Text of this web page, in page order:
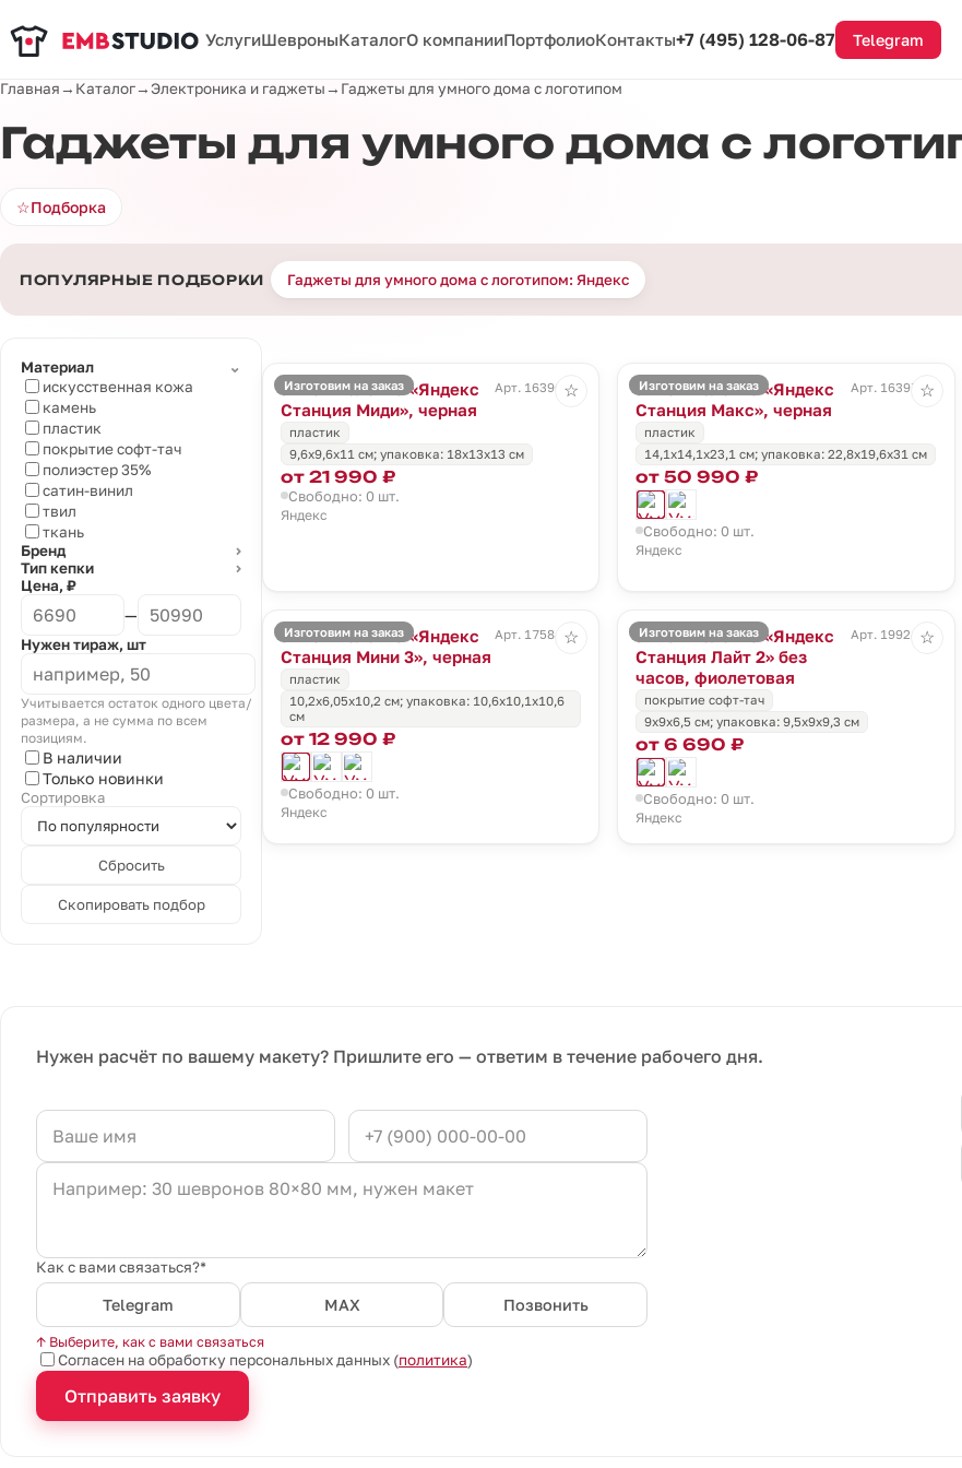
УслугиШевроныКаталогО компанииПортфолиоКонтакты+7 (495) 128-06-87 Telegram
Главная→ Каталог→Электроника и гаджеты→ Гаджеты для умного дома с логотипом
Гаджеты для умного дома с
☆Подборка
ПОПУЛЯРНЫЕ ПОДБОРКИ Гаджеты для умного дома с логотипом: Яндекс
Материал
⌄
искусственная кожа
камень
пластик
покрытие софт-тач
полиэстер 35%
сатин-винил
твил
ткань
Бренд
⌄
Тип кепки ⌄
Цена, ₽
—
Нужен тираж, шт
Учитывается остаток одного цвета/
размера, а не сумма по всем
позициям.
В наличии
Только новинки
Сортировка
Сбросить
Скопировать подбор
Изготовим на заказ
Умная колонка «Яндекс
Станция Миди», черная
Арт. 16396.30
пластик
9,6x9,6x11 см; упаковка: 18x13x13 см
от 21 990 ₽
Свободно: 0 шт.
Яндекс
☆ Изготовим на заказ
Умная колонка «Яндекс
Станция Макс», черная
Арт. 16397.30
пластик
14,1x14,1x23,1 см; упаковка: 22,8x19,6x31 см
от 50 990 ₽
Свободно: 0 шт.
Яндекс
☆
Изготовим на заказ
Умная колонка «Яндекс
Станция Мини 3», черная
Арт. 17584.30
пластик
10,2x6,05x10,2 см; упаковка: 10,6x10,1x10,6
см
от 12 990 ₽
Свободно: 0 шт.
Яндекс
☆ Изготовим на заказ
Умная колонка «Яндекс
Станция Лайт 2» без
часов, фиолетовая
Арт. 19924.78
покрытие софт-тач
9x9x6,5 см; упаковка: 9,5x9x9,3 см
от 6 690 ₽
Свободно: 0 шт.
Яндекс
☆
Нужен расчёт по вашему макету? Пришлите его — ответим в течение рабочего дня.
Как с вами связаться?*
Telegram MAX Позвонить
↑ Выберите, как с вами связаться
Согласен на обработку персональных данных (политика)
Отправить заявку